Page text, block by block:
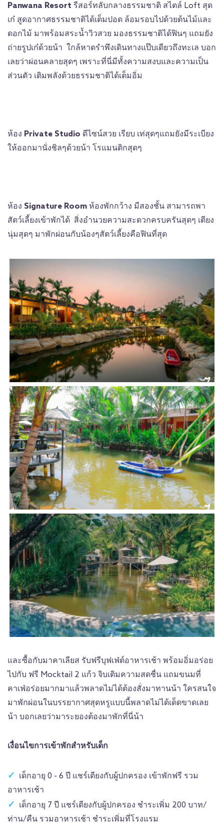
Panwana Resort รีสอร์ทลับกลางธรรมชาติ สไตล์ Loft สุด
เก๋ สูดอากาศธรรมชาติได้เต็มปอด ล้อมรอบไปด้วยต้นไม้และ
ดอกไม้ มาพร้อมสระน้ำวิวสวย มองธรรมชาติได้ฟินๆ แถมยัง
ถ่ายรูปเก๋ด้วยน้า ใกล้หาดรำพึงเดินทางแป๊บเดียวถึงทะเล บอก
เลยว่าผ่อนคลายสุดๆ เพราะที่นี่มีทั้งความสงบและความเป็น
ส่วนตัว เติมพลังด้วยธรรมชาติได้เต็มอิ่ม
ห้อง Private Studio ดีไซน์สวย เรียบ เท่สุดๆแถมยังมีระเบียง
ให้ออกมานั่งชิลๆด้วยน้า โรแมนติกสุดๆ
ห้อง Signature Room ห้องพักกว้าง มีสองชั้น สามารถพา
สัตว์เลี้ยงเข้าพักได้ สิ่งอำนวยความสะดวกครบครันสุดๆ เตียง
นุ่มสุดๆ มาพักผ่อนกับน้องๆสัตว์เลี้ยงคือฟินที่สุด
และซื้อกับมาคาเลียส รับฟรีบุฟเฟ่ต์อาหารเช้า พร้อมอิ่มอร่อย
ไปกับ ฟรี Mocktail 2 แก้ว จิบเติมความสดชื่น แถมขนมที่
คาเฟ่อร่อยมากมาแล้วพลาดไม่ได้ต้องสั่งมาทานน้า ใครสนใจ
มาพักผ่อนในบรรยากาศสุดหรูแบบนี้พลาดไม่ได้เด็ดขาดเลย
น้า บอกเลยว่ามาระยองต้องมาพักที่นี่น้า
เงื่อนไขการเข้าพักสำหรับเด็ก
เด็กอายุ 0 - 6 ปี แชร์เตียงกับผู้ปกครอง เข้าพักฟรี รวม
อาหารเช้า
เด็กอายุ 7 ปี แชร์เตียงกับผู้ปกครอง ชำระเพิ่ม 200 บาท/
ท่าน/คืน รวมอาหารเช้า ชำระเพิ่มที่โรงแรม